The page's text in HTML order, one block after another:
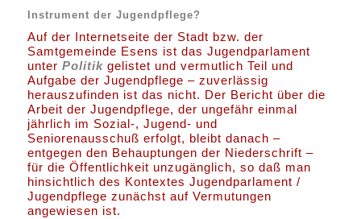
Instrument der Jugendpflege?
Auf der Internetseite der Stadt bzw. der
Samtgemeinde Esens ist das Jugendparlament
unterPolitik gelistet und vermutlich Teil und
Aufgabe der Jugendpflege – zuverlässig
herauszufinden ist das nicht. Der Bericht über die
Arbeit der Jugendpflege, der ungefähr einmal
jährlich im Sozial-, Jugend- und
Seniorenausschuß erfolgt, bleibt danach –
entgegen den Behauptungen der Niederschrift –
für die Öffentlichkeit unzugänglich, so daß man
hinsichtlich des Kontextes Jugendparlament /
Jugendpflege zunächst auf Vermutungen
angewiesen ist.